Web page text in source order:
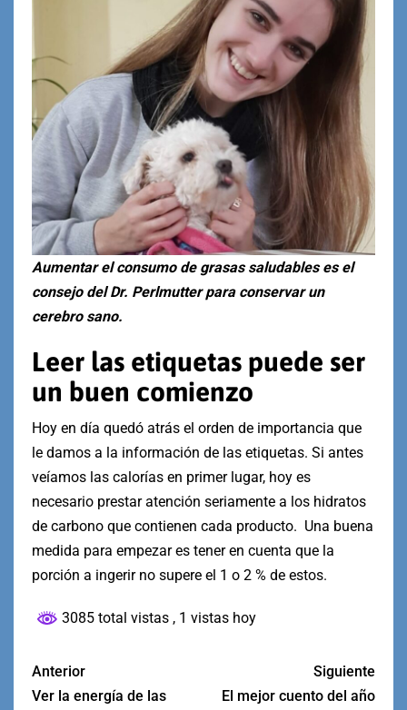
Aumentar el consumo de grasas saludables es el
consejo del Dr. Perlmutter para conservar un
cerebro sano.
Leer las etiquetas puede ser
un buen comienzo
Hoy en día quedó atrás el orden de importancia que
le damos a la información de las etiquetas. Si antes
veíamos las calorías en primer lugar, hoy es
necesario prestar atención seriamente a los hidratos
de carbono que contienen cada producto. Una buena
medida para empezar es tener en cuenta que la
porción a ingerir no supere el 1 o 2 % de estos.
3085 total vistas , 1 vistas hoy
Anterior
Ver la energía de las
Siguiente
El mejor cuento del año